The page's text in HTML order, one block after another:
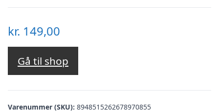
kr. 149,00
Gå til shop
Varenummer (SKU): 8948515262678970855